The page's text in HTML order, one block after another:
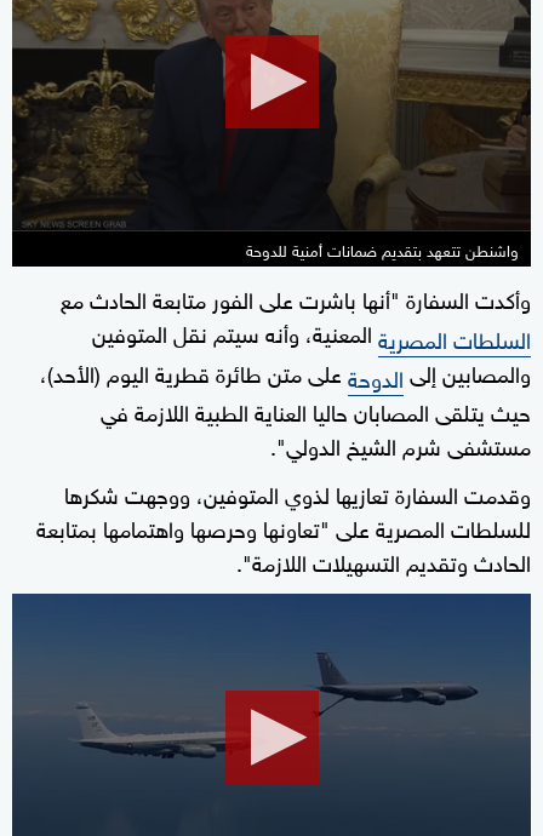
of
35
seconds
واشنطن تتعهد بتقديم ضمانات أمنية للدوحة
وأكدت السفارة "أنها باشرت على الفور متابعة الحادث مع
السلطات المصريةالمعنية، وأنه سيتم نقل المتوفين
والمصابين إلىالدوحةعلى متن طائرة قطرية اليوم (الأحد)،
حيث يتلقى المصابان حاليا العناية الطبية اللازمة في
مستشفى شرم الشيخ الدولي".
وقدمت السفارة تعازيها لذوي المتوفين، ووجهت شكرها
للسلطات المصرية على "تعاونها وحرصها واهتمامها بمتابعة
الحادث وتقديم التسهيلات اللازمة".